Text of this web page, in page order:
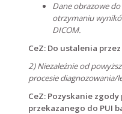
Dane obrazowe do
otrzymaniu
DICOM.
CeZ: Do ustalenia
2) Niezależnie od
procesie diagnozowania/
CeZ: Pozyskanie
przekazanego do PUI